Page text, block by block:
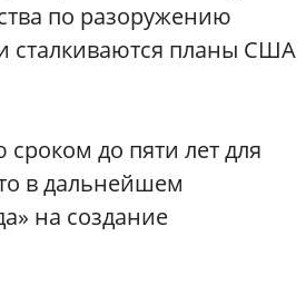
по разоружению
сталкиваются планы США
до пяти лет для
в дальнейшем
на создание